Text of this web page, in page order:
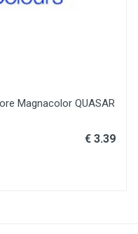
Magnacolor QUASAR
€ 3.39